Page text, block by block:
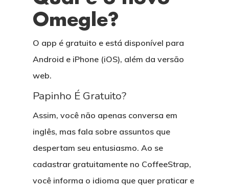
Omegle?
O app é gratuito e está disponível para
Android e iPhone (iOS), além da versão
web.
Papinho É Gratuito?
Assim, você não apenas conversa em
inglês, mas fala sobre assuntos que
despertam seu entusiasmo. Ao se
cadastrar gratuitamente no CoffeeStrap,
você informa o idioma que quer praticar e